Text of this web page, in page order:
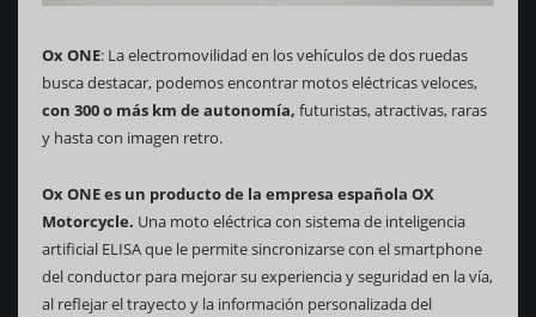
Ox ONE: La electromovilidad en los vehículos de dos ruedas
busca destacar, podemos encontrar motos eléctricas veloces,
con 300 o más km de autonomía, futuristas, atractivas, raras
y hasta con imagen retro.
Ox ONE es un producto de la empresa española OX
Motorcycle. Una moto eléctrica con sistema de inteligencia
artificial ELISA que le permite sincronizarse con el smartphone
del conductor para mejorar su experiencia y seguridad en la vía,
al reflejar el trayecto y la información personalizada del